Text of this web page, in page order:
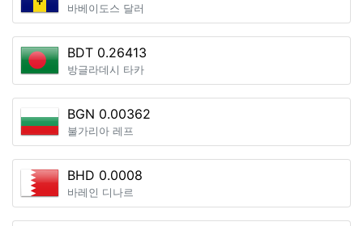
바베이도스 달러
BDT 0.26413
방글라데시 타카
BGN 0.00362
불가리아 레프
BHD 0.0008
바레인 디나르